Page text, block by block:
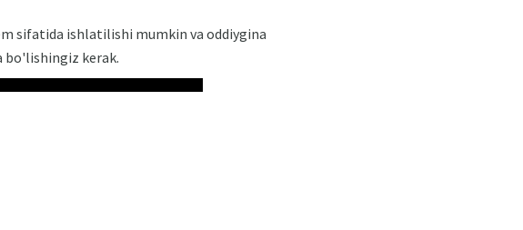
​​sifatida ishlatilishi mumkin va oddiygina
bo'lishingiz kerak.